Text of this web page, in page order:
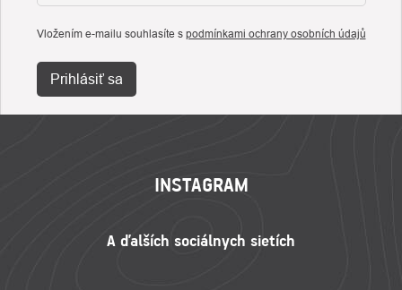
Vložením e-mailu souhlasíte s podmínkami ochrany osobních údajů
Prihlásiť sa
INSTAGRAM